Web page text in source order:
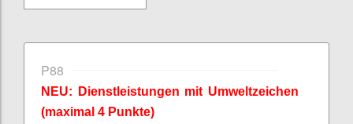
P88
NEU: Dienstleistungen mit Umweltzeichen
(maximal 4 Punkte)